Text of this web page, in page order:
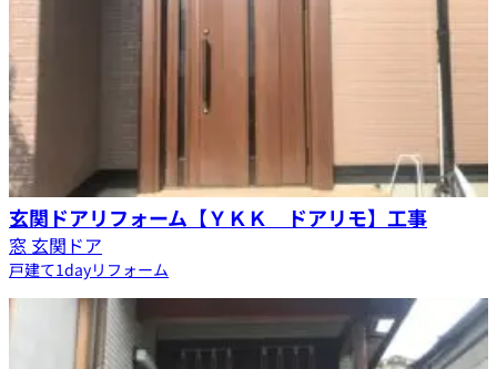
玄関ドアリフォーム【ＹＫＫ ドアリモ】工事
窓 玄関ドア
戸建て1dayリフォーム